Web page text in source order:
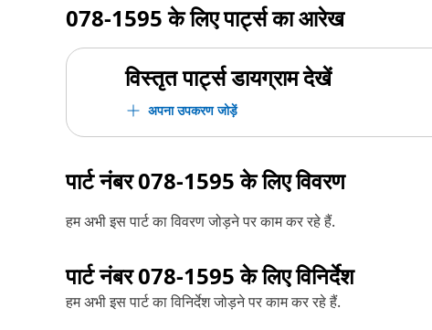
078-1595के लिए पार्ट्स का आरेख
विस्तृत पार्ट्स डायग्राम देखें
अपना उपकरण जोड़ें
पार्ट नंबर078-1595के लिए विवरण
हम अभी इस पार्ट का विवरण जोड़ने पर काम कर रहे हैं.
पार्ट नंबर078-1595के लिए विनिर्देश
हम अभी इस पार्ट का विनिर्देश जोड़ने पर काम कर रहे हैं.